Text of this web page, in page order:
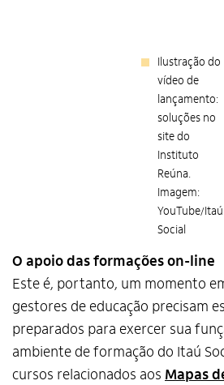
Alto Contraste
Termos de Uso e Política de
Privacidade
Ilustração do
vídeo de
lançamento:
soluções no
site do
Instituto
Reúna.
Imagem:
YouTube/Itaú
Social
O apoio das formações on-line
Este é, portanto, um momento
gestores de educação precisam
preparados para exercer sua
ambiente de formação do Itaú
cursos relacionados aos Mapas